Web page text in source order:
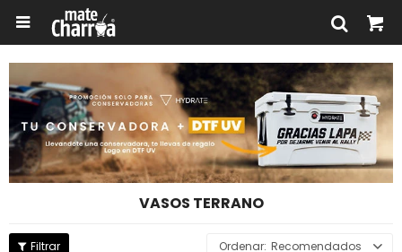

VASOS TERRANO
Recomendados